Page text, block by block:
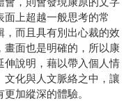
上超越一般思考的常
，而且具有別出心裁的效
畫面也是明確的，所以康
伸說明，藉以帶入個人情
化與人文脈絡之中，讓
加縱深的體驗。